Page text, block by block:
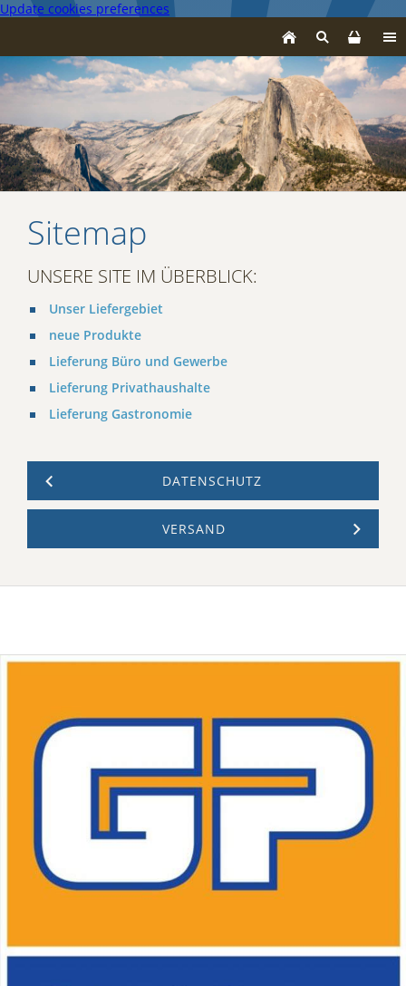
Update cookies preferences
Sitemap
UNSERE SITE IM ÜBERBLICK:
Unser Liefergebiet
neue Produkte
Lieferung Büro und Gewerbe
Lieferung Privathaushalte
Lieferung Gastronomie
DATENSCHUTZ
VERSAND